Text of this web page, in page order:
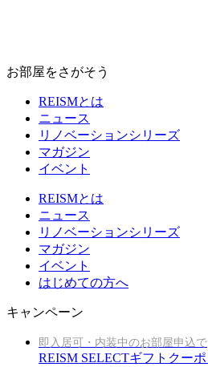
お部屋をさがそう
REISMとは
ニュース
リノベーションシリーズ
マガジン
イベント
REISMとは
ニュース
リノベーションシリーズ
マガジン
イベント
はじめての方へ
キャンペーン
即入居可・内装中のお部屋申込で
REISM SELECTギフトクー